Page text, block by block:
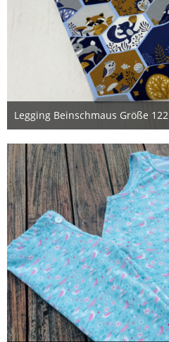
Legging Beinschmaus Größe 122
28. Dezember 2020